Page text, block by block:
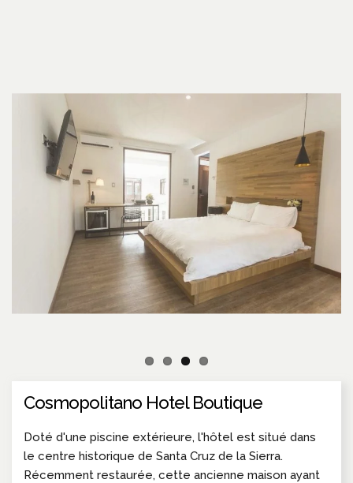
Cosmopolitano Hotel Boutique
Doté d'une piscine extérieure, l'hôtel est situé dans
le centre historique de Santa Cruz de la Sierra.
Récemment restaurée, cette ancienne maison ayant